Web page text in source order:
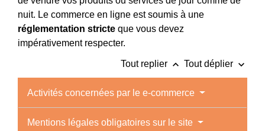
nuit. Le commerce en ligne est soumis à une
réglementation stricte que vous devez
impérativement respecter.
Tout replier keyboard_arrow_up Tout déplier keyboard_arrow_down
Activités concernées par le e-commerce
Mentions légales obligatoires sur le site